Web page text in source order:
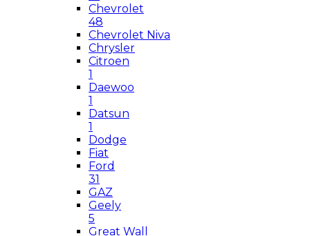
Chevrolet
48
Chevrolet Niva
Chrysler
Citroen
1
Daewoo
1
Datsun
1
Dodge
Fiat
Ford
31
GAZ
Geely
5
Great Wall